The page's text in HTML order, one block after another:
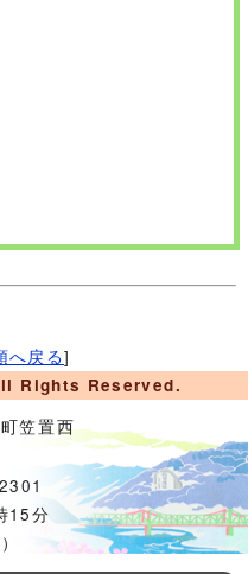
へ戻る]
Rights Reserved.
笠置西
15分